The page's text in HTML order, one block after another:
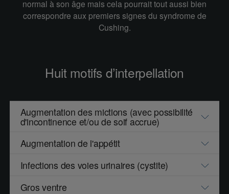
normal à son âge mais cela pourrait tout aussi bien
correspondre aux premiers signes du syndrome de
Cushing.
Huit motifs d’interpellation
Augmentation des mictions (avec possibilité
d'incontinence et/ou de soif accrue)
Augmentation de l'appétit
Infections des voies urinaires (cystite)
Gros ventre